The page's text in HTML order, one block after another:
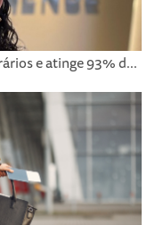
e atinge 93% d...